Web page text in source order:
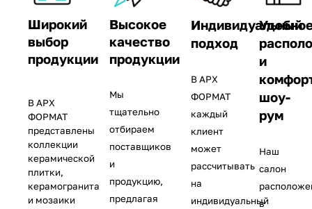
Широкий
выбор
продукции
В AРХ
ФОРМАТ
представлены
коллекции
керамической
плитки,
керамогранита
и мозаики
Высокое
качество
продукции
Мы
тщательно
отбираем
поставщиков
и
продукцию,
предлагая
Индивидуальный
подход
В AРХ
ФОРМАТ
каждый
клиент
может
рассчитывать
на
индивидуальный
и
шоу-
рум
Наш
салон
в